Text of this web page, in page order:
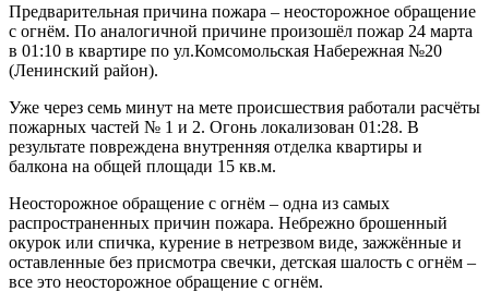
Предварительная причина пожара – неосторожное обращение
с огнём. По аналогичной причине произошёл пожар 24 марта
в 01:10 в квартире по ул.Комсомольская Набережная №20
(Ленинский район).
Уже через семь минут на мете происшествия работали расчёты
пожарных частей № 1 и 2. Огонь локализован 01:28. В
результате повреждена внутренняя отделка квартиры и
балкона на общей площади 15 кв.м.
Неосторожное обращение с огнём – одна из самых
распространенных причин пожара. Небрежно брошенный
окурок или спичка, курение в нетрезвом виде, зажжённые и
оставленные без присмотра свечки, детская шалость с огнём –
все это неосторожное обращение с огнём.